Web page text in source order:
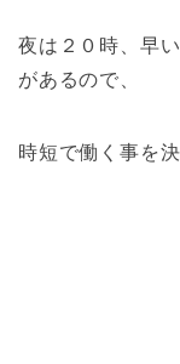
夜は２０時、早
があるので、
時短で働く事を決